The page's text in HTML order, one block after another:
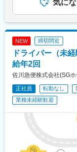
気に
NEW 締切間近
ドライバー（未
給年2回
佐川急便株式会社(SG
正社員 転勤なし
業種未経験歓迎